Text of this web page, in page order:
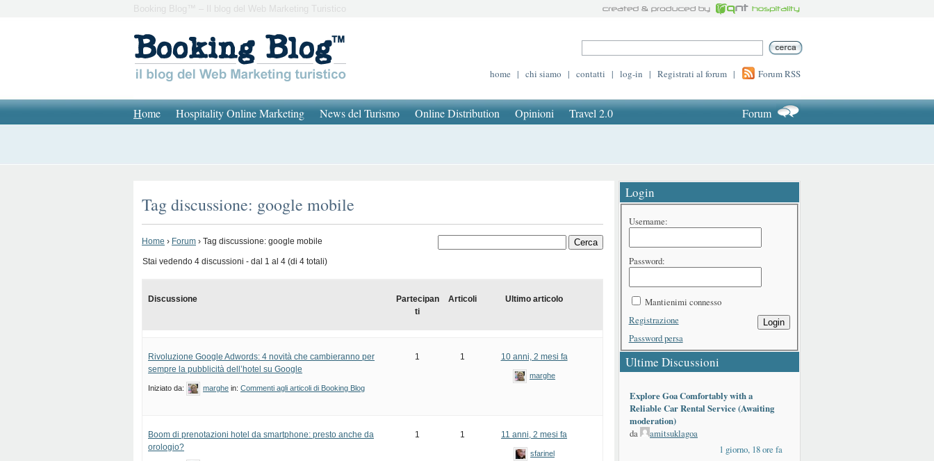
Booking Blog™ – Il blog del Web Marketing Turistico
home | chi siamo | contatti | log-in | Registrati al forum | Forum RSS
Home Hospitality Online Marketing News del Turismo Online Distribution Opinioni Travel 2.0 Forum
Tag discussione: google mobile
Home › Forum › Tag discussione: google mobile
Stai vedendo 4 discussioni - dal 1 al 4 (di 4 totali)
Discussione
Partecipan
ti
Articoli Ultimo articolo
Rivoluzione Google Adwords: 4 novità che cambieranno per
sempre la pubblicità dell’hotel su Google
Iniziato da: marghe in: Commenti agli articoli di Booking Blog
1 1 10 anni, 2 mesi fa
marghe
Boom di prenotazioni hotel da smartphone: presto anche da
orologio?
1 1 11 anni, 2 mesi fa
sfarinel
Login
Username:
Password:
Mantienimi connesso
Login
Registrazione
Password persa
Ultime Discussioni
Explore Goa Comfortably with a
Reliable Car Rental Service (Awaiting
moderation)
da
amitsuklagoa
1 giorno, 18 ore fa